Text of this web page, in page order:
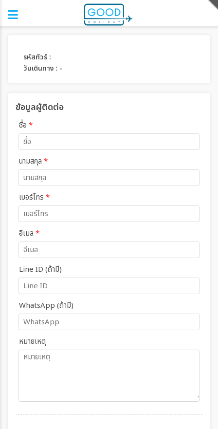
รหัสทัวร์ :
วันเดินทาง : -
ข้อมูลผู้ติดต่อ
ชื่อ *
นามสกุล *
เบอร์โทร *
อีเมล *
Line ID (ถ้ามี)
WhatsApp (ถ้ามี)
หมายเหตุ